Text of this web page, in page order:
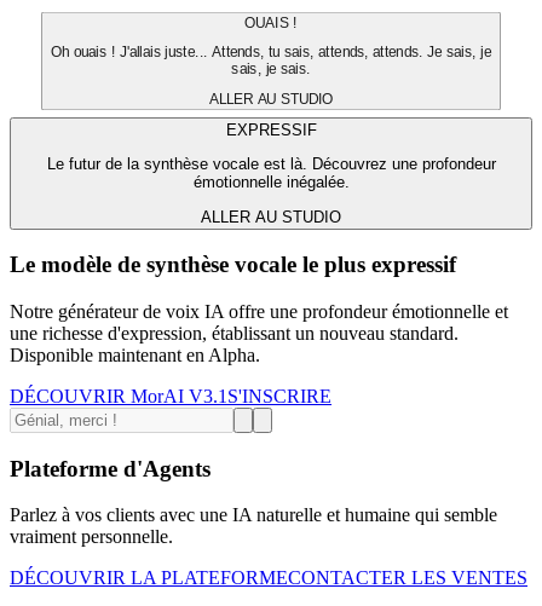
OUAIS !
Oh ouais ! J'allais juste... Attends, tu sais, attends, attends. Je sais, je
sais, je sais.
ALLER AU STUDIO
EXPRESSIF
Le futur de la synthèse vocale est là. Découvrez une profondeur
émotionnelle inégalée.
ALLER AU STUDIO
Le modèle de synthèse vocale le plus expressif
Notre générateur de voix IA offre une profondeur émotionnelle et
une richesse d'expression, établissant un nouveau standard.
Disponible maintenant en Alpha.
DÉCOUVRIR MorAI V3.1 S'INSCRIRE
Plateforme d'Agents
Parlez à vos clients avec une IA naturelle et humaine qui semble
vraiment personnelle.
DÉCOUVRIR LA PLATEFORMECONTACTER LES VENTES